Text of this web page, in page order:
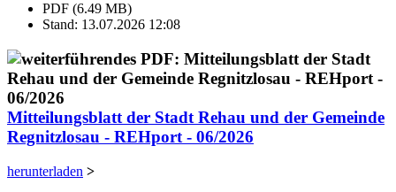
PDF (6.49 MB)
Stand: 13.07.2026 12:08
Mitteilungsblatt der Stadt Rehau und der Gemeinde
Regnitzlosau - REHport - 06/2026
herunterladen >